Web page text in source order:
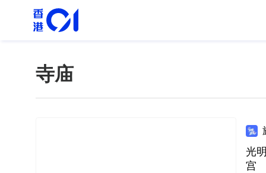
寺庙
光
宫